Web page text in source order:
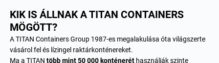
KIK IS ÁLLNAK A TITAN CONTAINERS
MÖGÖTT?
A TITAN Containers Group 1987-es megalakulása óta világszerte
vásárol fel és lízingel raktárkonténereket.
Ma a TITAN több mint 50 000 konténerét használják szinte